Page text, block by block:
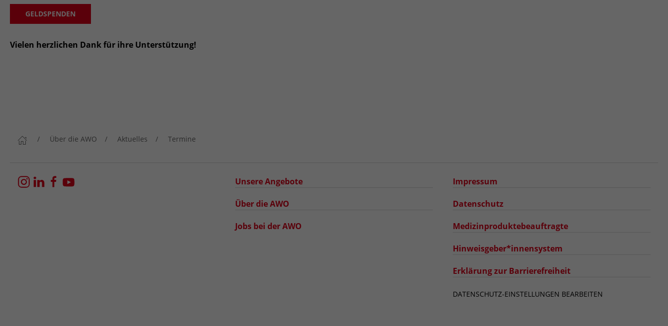
GELDSPENDEN
Vielen herzlichen Dank für ihre Unterstützung!
Über die AWO Aktuelles Termine
Unsere Angebote
Über die AWO
Jobs bei der AWO
Impressum
Datenschutz
Medizinproduktebeauftragte
Hinweisgeber*innensystem
Erklärung zur Barrierefreiheit
DATENSCHUTZ-EINSTELLUNGEN BEARBEITEN